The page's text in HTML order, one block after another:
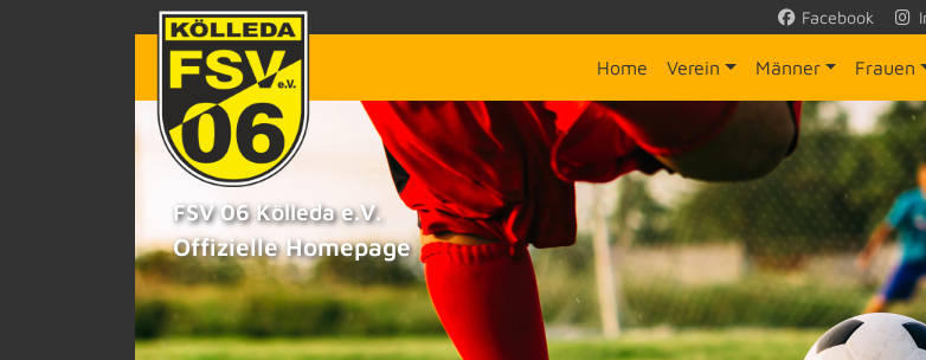
Facebook
Home Verein Männer Frauen
FSV 06 Kölleda e.V.
Offizielle Homepage